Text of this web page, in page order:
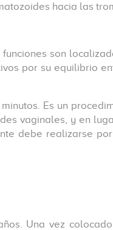
hacia las
son
por su equilibrio
Es un
vaginales, y en
debe realizarse
Una vez